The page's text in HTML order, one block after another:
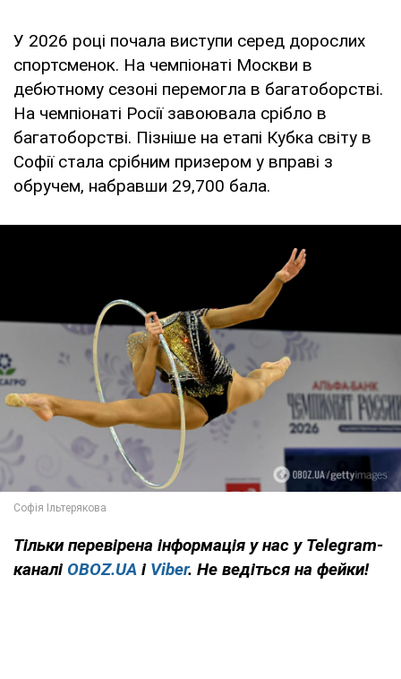
У 2026 році почала виступи серед дорослих
спортсменок. На чемпіонаті Москви в
дебютному сезоні перемогла в багатоборстві.
На чемпіонаті Росії завоювала срібло в
багатоборстві. Пізніше на етапі Кубка світу в
Софії стала срібним призером у вправі з
обручем, набравши 29,700 бала.
Тільки перевірена інформація у нас у Telegram-
каналі OBOZ.UA і Viber. Не ведіться на фейки!